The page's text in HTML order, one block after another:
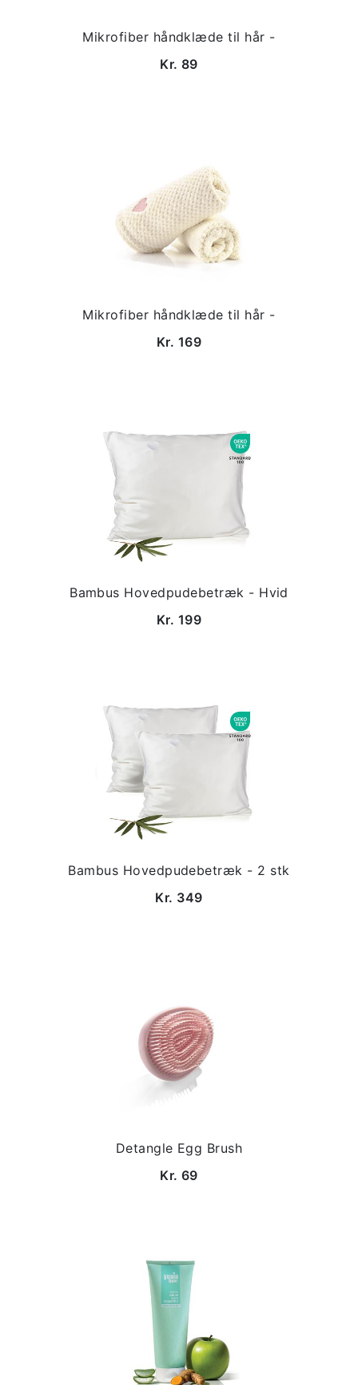
Mikrofiber håndklæde til hår -
Kr. 89
Mikrofiber håndklæde til hår -
Kr. 169
Bambus Hovedpudebetræk - Hvid
Kr. 199
Bambus Hovedpudebetræk - 2 stk
Kr. 349
Detangle Egg Brush
Kr. 69